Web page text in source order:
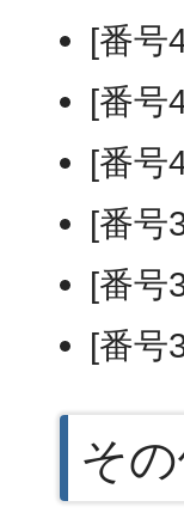
[番号
[番号
[番号
[番号
[番号
[番号
そ